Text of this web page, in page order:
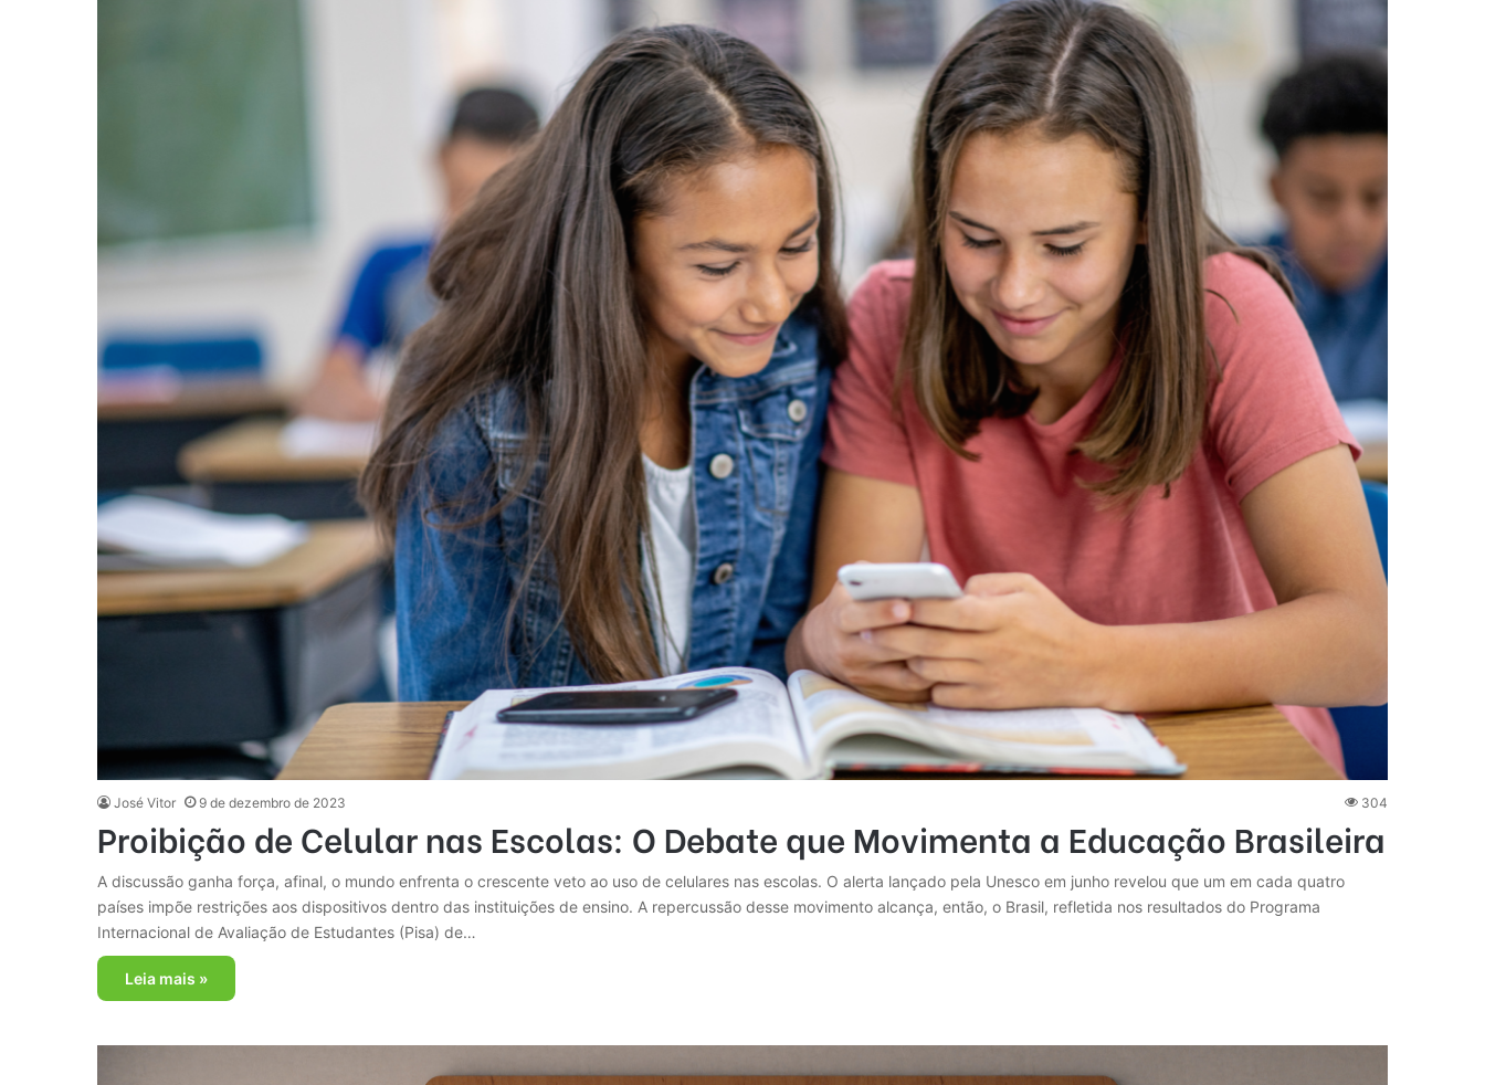
José Vitor 9 de dezembro de 2023 304
Proibição de Celular nas Escolas: O Debate que Movimenta a Educação Brasileira
A discussão ganha força, afinal, o mundo enfrenta o crescente veto ao uso de celulares nas escolas. O alerta lançado pela Unesco em junho revelou que um em cada quatro
países impõe restrições aos dispositivos dentro das instituições de ensino. A repercussão desse movimento alcança, então, o Brasil, refletida nos resultados do Programa
Internacional de Avaliação de Estudantes (Pisa) de…
Leia mais »